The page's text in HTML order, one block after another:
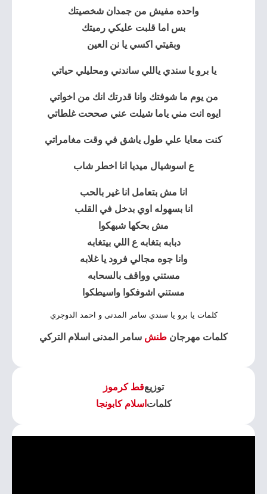
واحده مفيش من جمدان شخصيتك
بس اما قلبت عليكي رميتك
وبقيتي اكسي يا نن العين
يا برو يا سندي ياللي ساندني ومحليلي حياتي
من يوم ما شوفتك وانا قدرتك انك من اخواتي
ايوه انت مني ياما شيلت عني صححت غلطاتي
كنت معايا علي طول ياشق في وقت مغامراتي
ع اسوشيال ميديا انا اخطر شاب
انا مش بتعامل انا غير بالحب
انا بسهوله اوي بدخل في القلب
مش بحكها شبهكوا
دبابه بتغابه ع اللي بيتغابه
وانا جوه مجالي فرود يا غلابه
مستني وواقف بالسحابه
مستني اشوفكوا واسيطكوا
كلمات يا برو يا سندي سامر المدنى و احمد الدوجري
كلمات مهرجان طنش سامر المدنى اسلام التركي
توزيعقط كرموز
كلمات اسلام كابونجا